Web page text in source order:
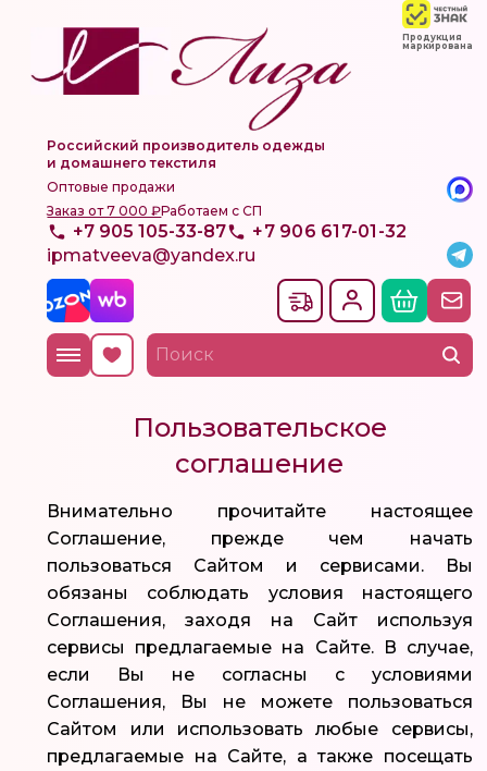
Российский производитель одежды
и домашнего текстиля
Оптовые продажи
Заказ от 7 000 ₽Работаем с СП
Продукция
маркирована
+7 905 105-33-87
+7 906 617-01-32
ipmatveeva@yandex.ru
Пользовательское
соглашение
Внимательно прочитайте настоящее
Соглашение, прежде чем начать
пользоваться Сайтом и сервисами. Вы
обязаны соблюдать условия настоящего
Соглашения, заходя на Сайт используя
сервисы предлагаемые на Сайте. В случае,
если Вы не согласны с условиями
Соглашения, Вы не можете пользоваться
Сайтом или использовать любые сервисы,
предлагаемые на Сайте, а также посещать